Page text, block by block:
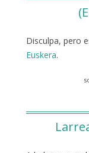
Disculpa, pero
Euskera.